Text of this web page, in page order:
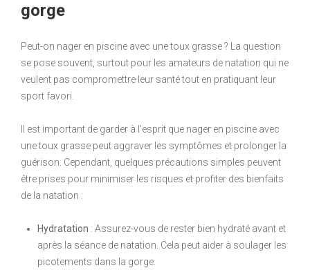
gorge
Peut-on nager en piscine avec une toux grasse ? La question
se pose souvent, surtout pour les amateurs de natation qui ne
veulent pas compromettre leur santé tout en pratiquant leur
sport favori.
Il est important de garder à l’esprit que nager en piscine avec
une toux grasse peut aggraver les symptômes et prolonger la
guérison. Cependant, quelques précautions simples peuvent
être prises pour minimiser les risques et profiter des bienfaits
de la natation :
Hydratation : Assurez-vous de rester bien hydraté avant et
après la séance de natation. Cela peut aider à soulager les
picotements dans la gorge.